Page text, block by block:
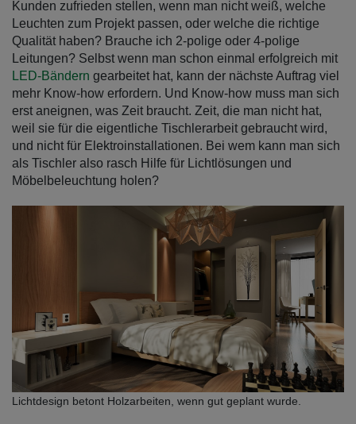
Kunden zufrieden stellen, wenn man nicht weiß, welche
Leuchten zum Projekt passen, oder welche die richtige
Qualität haben? Brauche ich 2-polige oder 4-polige
Leitungen? Selbst wenn man schon einmal erfolgreich mit
LED-Bändern gearbeitet hat, kann der nächste Auftrag viel
mehr Know-how erfordern. Und Know-how muss man sich
erst aneignen, was Zeit braucht. Zeit, die man nicht hat,
weil sie für die eigentliche Tischlerarbeit gebraucht wird,
und nicht für Elektroinstallationen. Bei wem kann man sich
als Tischler also rasch Hilfe für Lichtlösungen und
Möbelbeleuchtung holen?
Lichtdesign betont Holzarbeiten, wenn gut geplant wurde.